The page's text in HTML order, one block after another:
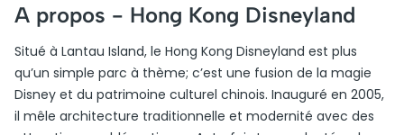
A propos - Hong Kong Disneyland
Situé à Lantau Island, le Hong Kong Disneyland est plus
qu’un simple parc à thème; c’est une fusion de la magie
Disney et du patrimoine culturel chinois. Inauguré en 2005,
il mêle architecture traditionnelle et modernité avec des